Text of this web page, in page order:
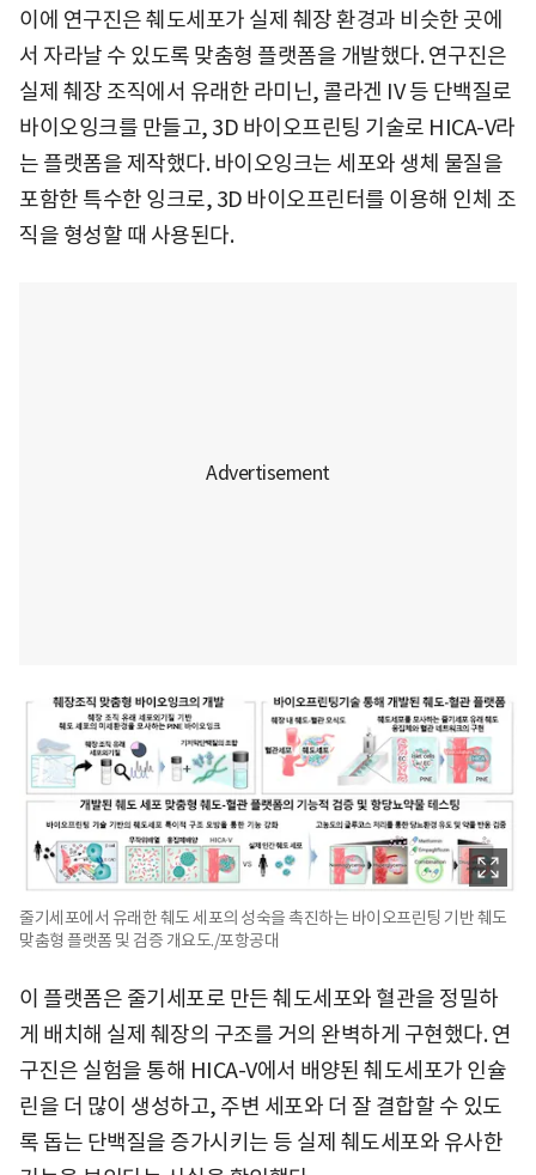
이에 연구진은 췌도세포가 실제 췌장 환경과 비슷한 곳에
서 자라날 수 있도록 맞춤형 플랫폼을 개발했다. 연구진은
실제 췌장 조직에서 유래한 라미닌, 콜라겐 IV 등 단백질로
바이오잉크를 만들고, 3D 바이오프린팅 기술로 HICA-V라
는 플랫폼을 제작했다. 바이오잉크는 세포와 생체 물질을
포함한 특수한 잉크로, 3D 바이오프린터를 이용해 인체 조
직을 형성할 때 사용된다.
줄기세포에서 유래한 췌도 세포의 성숙을 촉진하는 바이오프린팅 기반 췌도
맞춤형 플랫폼 및 검증 개요도./포항공대
이 플랫폼은 줄기세포로 만든 췌도세포와 혈관을 정밀하
게 배치해 실제 췌장의 구조를 거의 완벽하게 구현했다. 연
구진은 실험을 통해 HICA-V에서 배양된 췌도세포가 인슐
린을 더 많이 생성하고, 주변 세포와 더 잘 결합할 수 있도
록 돕는 단백질을 증가시키는 등 실제 췌도세포와 유사한